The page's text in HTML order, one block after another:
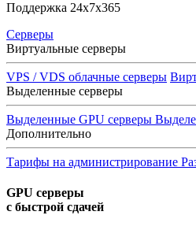
Поддержка 24x7x365
Серверы
Виртуальные серверы
VPS / VDS облачные серверы
Выделенные серверы
Выделенные GPU серверы
Дополнительно
Тарифы на администрирование
GPU серверы
с быстрой сдачей